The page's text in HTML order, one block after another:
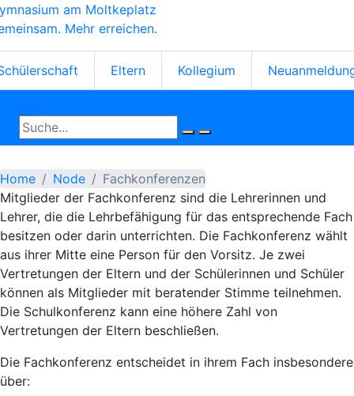
Skip
to
main
content
am Moltkeplatz
Mehr erreichen.
Eltern Kollegium
Home Node
Fachkonferenzen
Mitglieder der Fachkonferenz sind die Lehrerinnen und
Lehrer, die die Lehrbefähigung für das entsprechende Fach
besitzen oder darin unterrichten. Die Fachkonferenz wählt
aus ihrer Mitte eine Person für den Vorsitz. Je zwei
Vertretungen der Eltern und der Schülerinnen und Schüler
können als Mitglieder mit beratender Stimme teilnehmen.
Die Schulkonferenz kann eine höhere Zahl von
Vertretungen der Eltern beschließen.
Die Fachkonferenz entscheidet in ihrem Fach insbesondere
über: